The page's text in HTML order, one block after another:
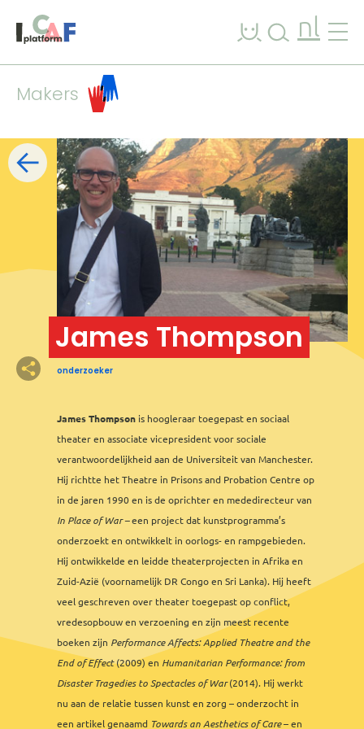
nl
Makers
Filters lijst kaart
James Thompson
onderzoeker
James Thompson is hoogleraar toegepast en sociaal
theater en associate vicepresident voor sociale
verantwoordelijkheid aan de Universiteit van Manchester.
Hij richtte het Theatre in Prisons and Probation Centre op
in de jaren 1990 en is de oprichter en mededirecteur van
In Place of War –een project dat kunstprogramma’s
onderzoekt en ontwikkelt in oorlogs- en rampgebieden.
Hij ontwikkelde en leidde theaterprojecten in Afrika en
Zuid-Azië (voornamelijk DR Congo en Sri Lanka). Hij heeft
veel geschreven over theater toegepast op conflict,
vredesopbouw en verzoening en zijn meest recente
boeken zijn Performance Affects: Applied Theatre and the
End of Effect(2009) en Humanitarian Performance: from
Disaster Tragedies to Spectacles of War(2014). Hij werkt
nu aan de relatie tussen kunst en zorg – onderzocht in
een artikel genaamd Towards an Aesthetics of Care– en
2
3
2
8
2
7
3
2
12
2 6
3 2
28
5
Leaflet& OFM